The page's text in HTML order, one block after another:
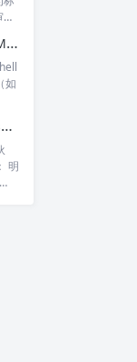
解决Windows PowerShell CMAKE_ARGS 报错：无法识别 cmdlet、函数、脚本文件
如
干货｜WSL删文件，Windows硬盘空间会立刻释放吗？终于搞懂了！
明